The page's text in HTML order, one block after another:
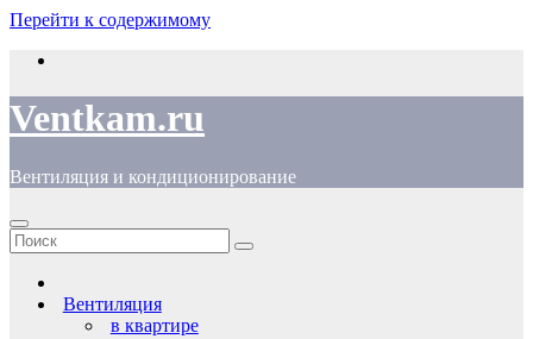
Перейти к содержимому
Ventkam.ru
Вентиляция и кондиционирование
Вентиляция
в квартире